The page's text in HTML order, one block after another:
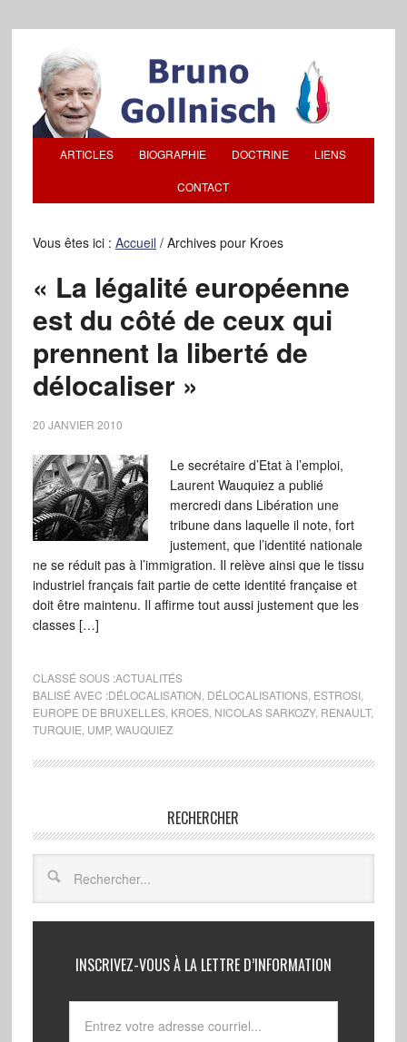
ARTICLES BIOGRAPHIE DOCTRINE LIENS
CONTACT
Vous êtes ici : Accueil /Archives pour Kroes
« La légalité européenne
est du côté de ceux qui
prennent la liberté de
délocaliser »
20 JANVIER 2010
Le secrétaire d’Etat à l’emploi,
Laurent Wauquiez a publié
mercredi dans Libération une
tribune dans laquelle il note, fort
justement, que l’identité nationale
ne se réduit pas à l’immigration. Il relève ainsi que le tissu
industriel français fait partie de cette identité française et
doit être maintenu. Il affirme tout aussi justement que les
classes […]
CLASSÉ SOUS :ACTUALITÉS
BALISÉ AVEC :DÉLOCALISATION DÉLOCALISATIONS, ESTROSI,
EUROPE DE BRUXELLES, KROES, NICOLAS SARKOZY, RENAULT,
TURQUIE UMP, WAUQUIEZ
RECHERCHER
INSCRIVEZ-VOUS À LA LETTRE D’INFORMATION